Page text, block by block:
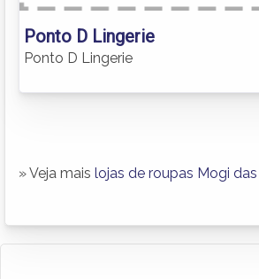
Ponto D Lingerie
Ponto D Lingerie
» Veja mais lojas de roupas Mogi das